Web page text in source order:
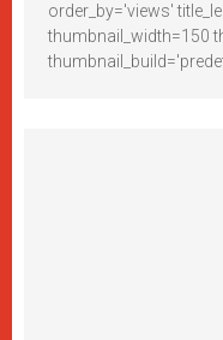
order_by='views'
thumbnail_width=150